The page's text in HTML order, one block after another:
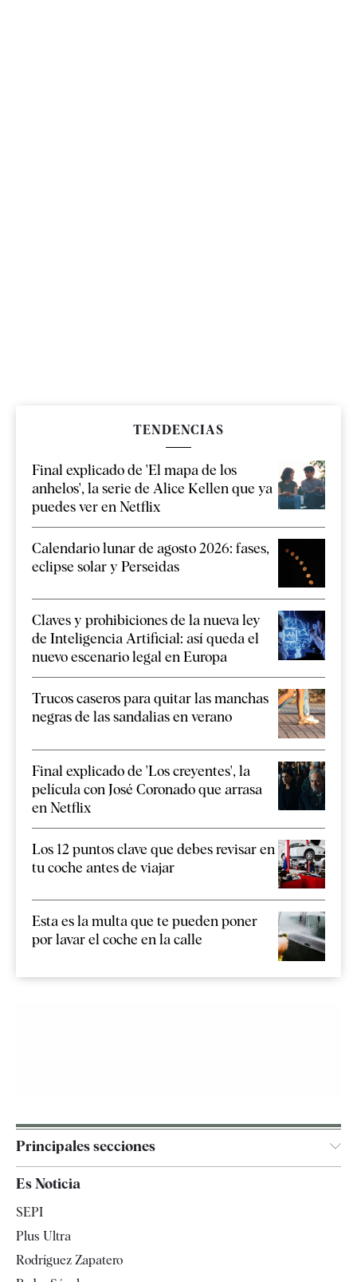
TENDENCIAS
Final explicado de 'El mapa de los
anhelos', la serie de Alice Kellen que ya
puedes ver en Netflix
Calendario lunar de agosto 2026: fases,
eclipse solar y Perseidas
Claves y prohibiciones de la nueva ley
de Inteligencia Artificial: así queda el
nuevo escenario legal en Europa
Trucos caseros para quitar las manchas
negras de las sandalias en verano
Final explicado de 'Los creyentes', la
película con José Coronado que arrasa
en Netflix
Los 12 puntos clave que debes revisar en
tu coche antes de viajar
Esta es la multa que te pueden poner
por lavar el coche en la calle
Principales secciones
España
Televisión
Es Noticia
SEPI
Plus Ultra
Rodríguez Zapatero